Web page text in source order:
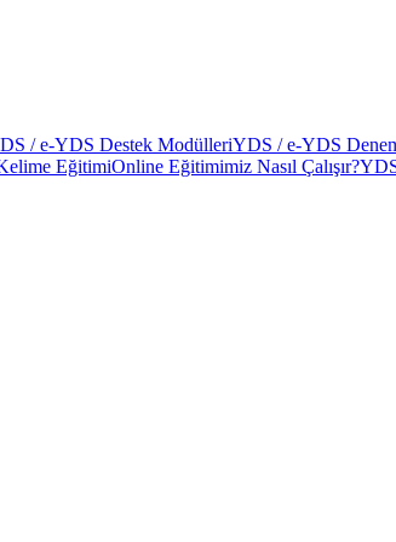
/ e-YDS Destek ModülleriYDS / e-YDS
EğitimiOnline Eğitimimiz Nasıl Çalışır?